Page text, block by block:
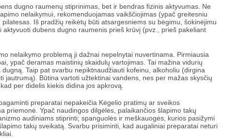
dugno raumenų stiprinimas, bet ir bendras fizinis aktyvumas. Ne
nelaikymui, rekomenduojamas vaikščiojimas (ypač greitesniu
Iš pradžių reikėtų būti atsargesniems su bėgimu, šokinėjimu
dubens dugno raumenis prieš krūvį (pvz., prieš pakeliant
nelaikymo problemą ji dažnai nepelnytai nuvertinama. Pirmiausia
ypač deramas maistinių skaidulų vartojimas. Tai mažina vidurių
Taip pat svarbu nepiktnaudžiauti kofeinu, alkoholiu (dirgina
jautrumą). Būtina vartoti užtektinai vandens, nes per mažas skysčių
per didelis kiekis didina jos apkrovą.
preparatai nepakeičia Kėgelio pratimų ar sveikos
priemonė. Ypač naudingos dilgėlės, palaikančios šlapimo takų
audiniams stiprinti; spanguolės ir meškauogės, kurios pasižymi
takų sveikatą. Svarbu prisiminti, kad augaliniai preparatai neturi